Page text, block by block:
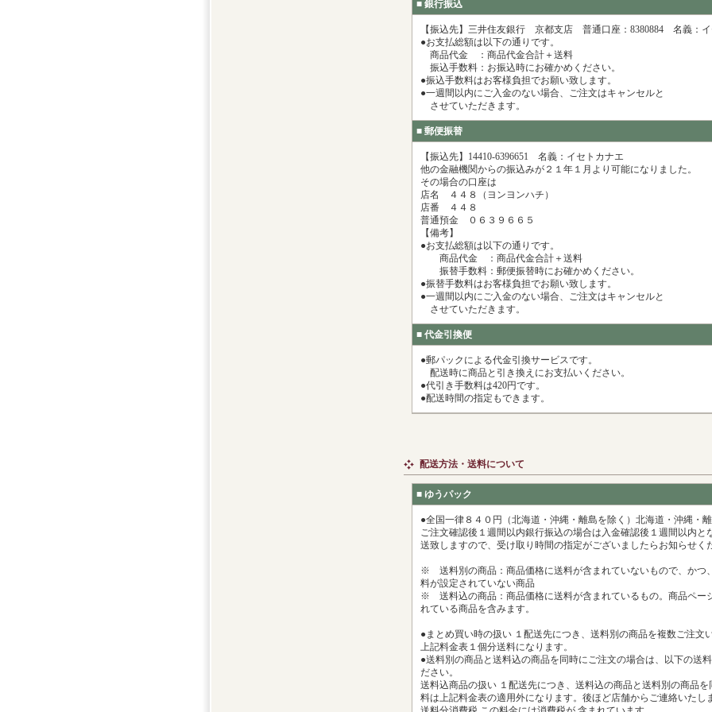
■ 銀行振込
【振込先】三井住友銀行 京都支店 普通口座：8380884 名義：
●お支払総額は以下の通りです。
商品代金 ：商品代金合計＋送料
振込手数料：お振込時にお確かめください。
●振込手数料はお客様負担でお願い致します。
●一週間以内にご入金のない場合、ご注文はキャンセルと
させていただきます。
■ 郵便振替
【振込先】14410-6396651 名義：イセトカナエ
他の金融機関からの振込みが２１年１月より可能になりました。
その場合の口座は
店名 ４４８（ヨンヨンハチ）
店番 ４４８
普通預金 ０６３９６６５
【備考】
●お支払総額は以下の通りです。
商品代金 ：商品代金合計＋送料
振替手数料：郵便振替時にお確かめください。
●振替手数料はお客様負担でお願い致します。
●一週間以内にご入金のない場合、ご注文はキャンセルと
させていただきます。
■ 代金引換便
●郵パックによる代金引換サービスです。
配送時に商品と引き換えにお支払いください。
●代引き手数料は420円です。
●配送時間の指定もできます。
配送方法・送料について
■ ゆうパック
●全国一律８４０円（北海道・沖縄・離島を除く）北海道・沖縄・離
ご注文確認後１週間以内銀行振込の場合は入金確認後１週間以内と
送致しますので、受け取り時間の指定がございましたらお知らせく
※ 送料別の商品：商品価格に送料が含まれていないもので、かつ
料が設定されていない商品
※ 送料込の商品：商品価格に送料が含まれているもの。商品ペー
れている商品を含みます。
●まとめ買い時の扱い １配送先につき、送料別の商品を複数ご注文
上記料金表１個分送料になります。
●送料別の商品と送料込の商品を同時にご注文の場合は、以下の送
ださい。
送料込商品の扱い １配送先につき、送料込の商品と送料別の商品
料は上記料金表の適用外になります。後ほど店舗からご連絡いたし